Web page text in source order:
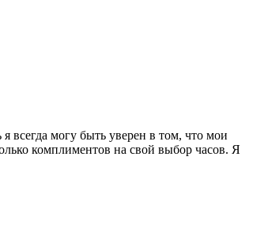
всегда могу быть уверен в том, что мои
комплиментов на свой выбор часов. Я